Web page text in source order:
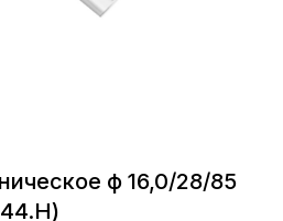
ф 16,0/28/85